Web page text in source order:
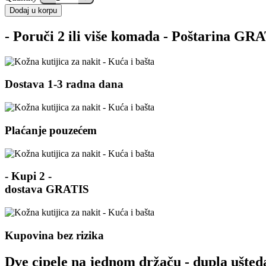
Dodaj u korpu
- Poruči 2 ili više komada - Poštarina
Dostava 1-3 radna dana
Plaćanje pouzećem
- Kupi 2 -
dostava GRATIS
Kupovina bez rizika
Dve cipele na jednom držaču - dupla